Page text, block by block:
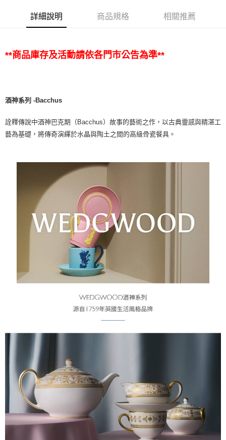
詳細說明 商品規格 相關推薦
**商品庫存及活動請依各門市公告為準**
酒神系列 -Bacchus
詮釋傳說中酒神巴克期（Bacchus）故事的藝術之作，以古典靈感與精湛工
藝為基礎，將傳奇演繹於水晶與陶土之間的高級骨瓷餐具。